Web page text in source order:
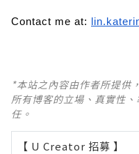
Contact me at:
*本站之內容由作者所提供
所有博客的立場、真實性
任。
【 U Creator 招募 】